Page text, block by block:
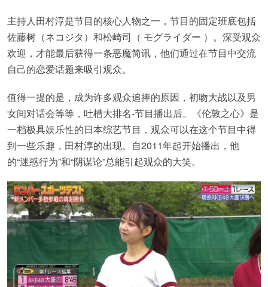
主持人田村淳是节目的核心人物之一，节目的固定班底包括
佐藤树（ネコジタ）和松崎司（ モグライダー ）。深受观众
欢迎，才能最后获得一条恶魔简讯，他们通过在节目中交流
自己的恋爱话题来吸引观众。
值得一提的是，成为许多观众追捧的原因，初吻大战以及男
女间对话会等等，吐槽大排名-节目播出后。《伦敦之心》是
一档极具娱乐性的日本综艺节目，观众可以在这个节目中得
到一些乐趣，田村淳的出现。自2011年起开始播出，他
的“迷惑行为”和“阴谋论”总能引起观众的大笑。